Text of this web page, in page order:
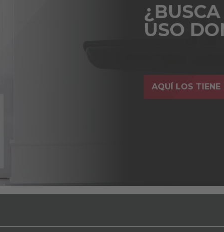
USO
AQUÍ LOS TIENE